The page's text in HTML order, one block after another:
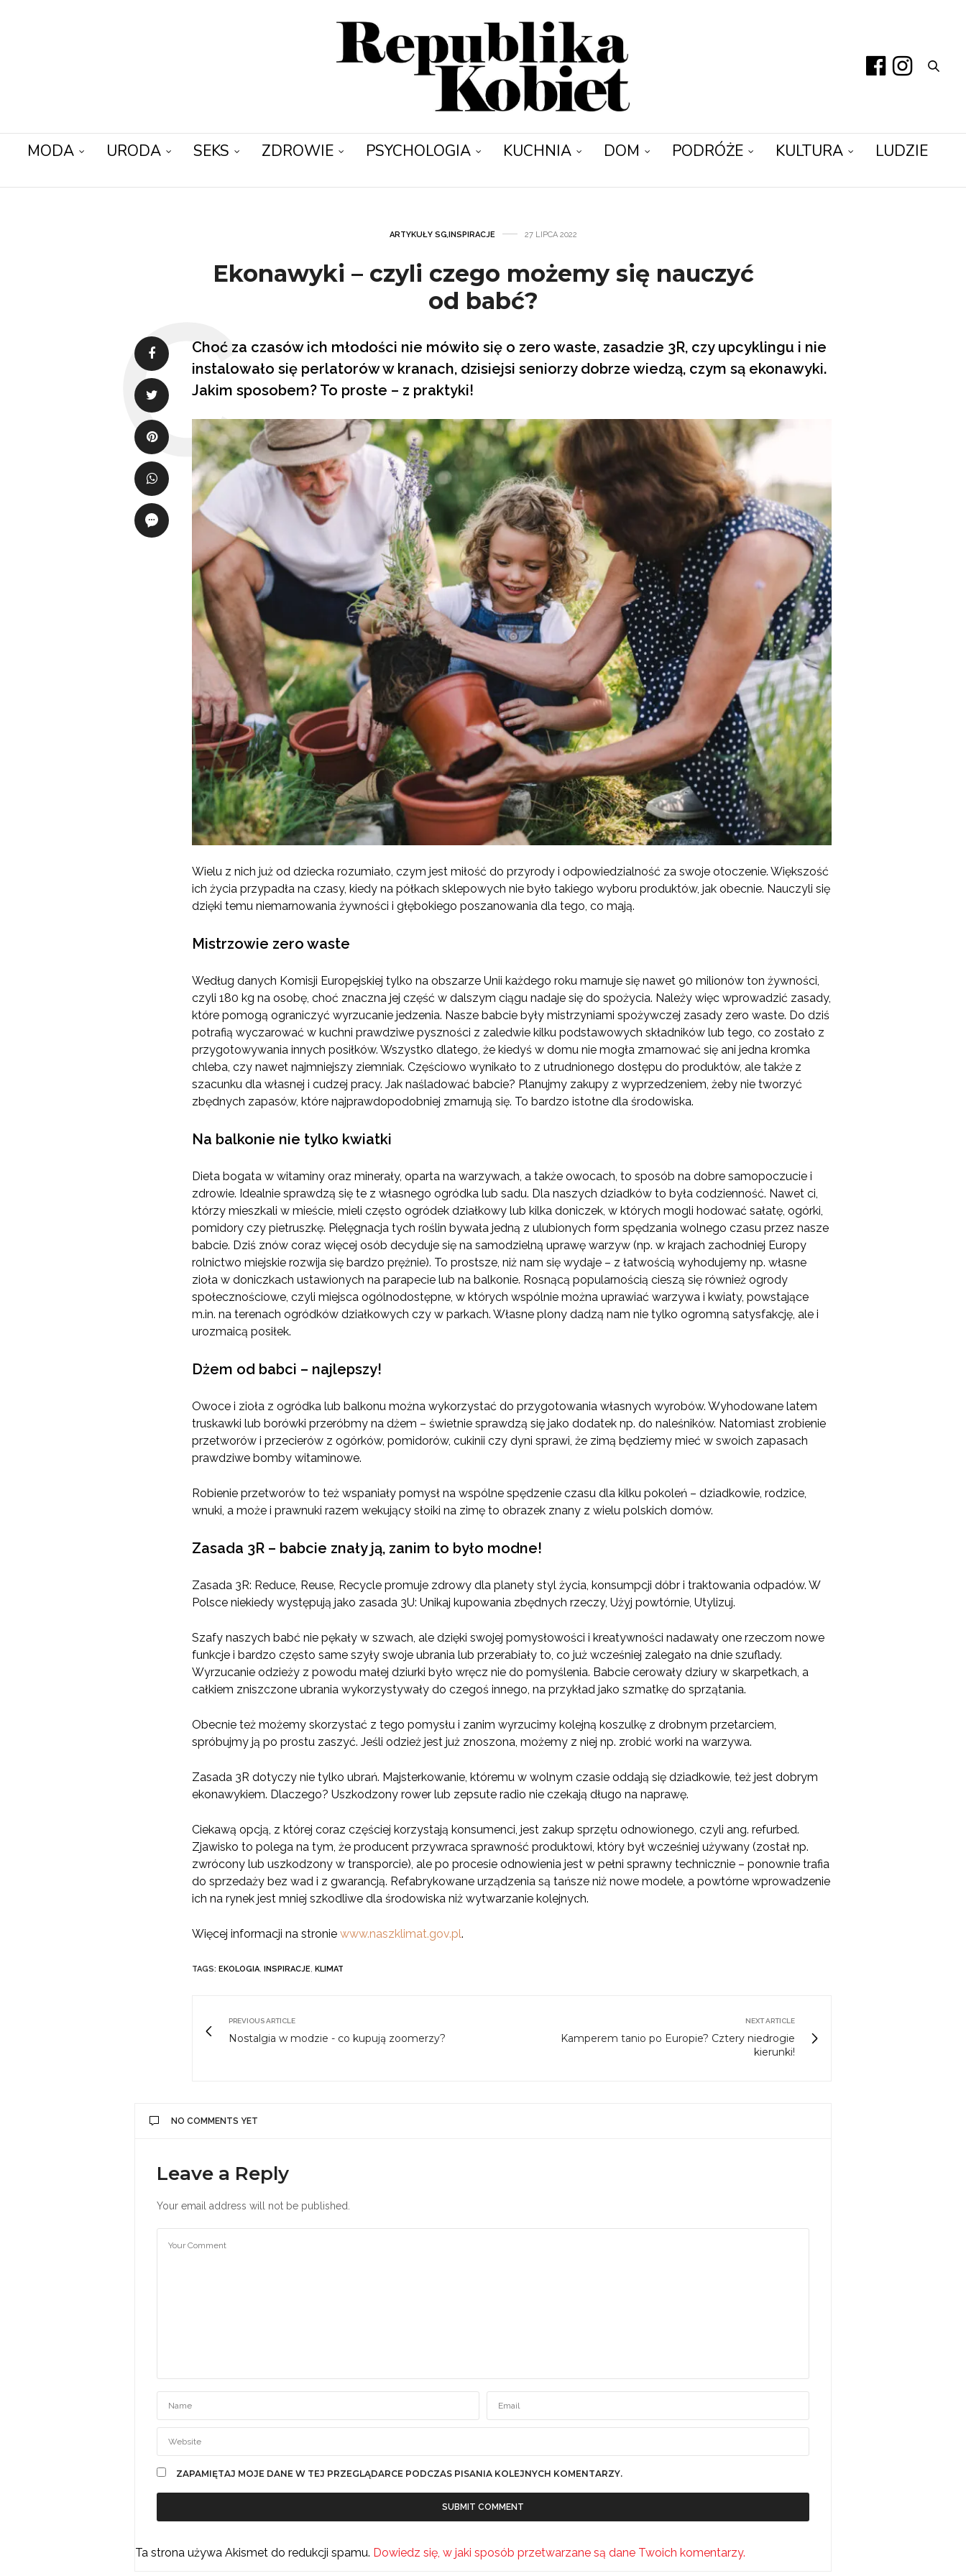
MODA URODA SEKS ZDROWIE PSYCHOLOGIA KUCHNIA DOM PODRÓŻE KULTURA LUDZIE
ARTYKUŁY SG,INSPIRACJE 27 LIPCA 2022
Ekonawyki – czyli czego możemy się nauczyć
od babć?
Choć za czasów ich młodości nie mówiło się o zero waste, zasadzie 3R, czy upcyklingu i nie
instalowało się perlatorów w kranach, dzisiejsi seniorzy dobrze wiedzą, czym są ekonawyki.
Jakim sposobem? To proste – z praktyki!
Wielu z nich już od dziecka rozumiało, czym jest miłość do przyrody i odpowiedzialność za swoje otoczenie. Większość
ich życia przypadła na czasy, kiedy na półkach sklepowych nie było takiego wyboru produktów, jak obecnie. Nauczyli się
dzięki temu niemarnowania żywności i głębokiego poszanowania dla tego, co mają.
Mistrzowie zero waste
Według danych Komisji Europejskiej tylko na obszarze Unii każdego roku marnuje się nawet 90 milionów ton żywności,
czyli 180 kg na osobę, choć znaczna jej część w dalszym ciągu nadaje się do spożycia. Należy więc wprowadzić zasady,
które pomogą ograniczyć wyrzucanie jedzenia. Nasze babcie były mistrzyniami spożywczej zasady zero waste. Do dziś
potrafią wyczarować w kuchni prawdziwe pyszności z zaledwie kilku podstawowych składników lub tego, co zostało z
przygotowywania innych posiłków. Wszystko dlatego, że kiedyś w domu nie mogła zmarnować się ani jedna kromka
chleba, czy nawet najmniejszy ziemniak. Częściowo wynikało to z utrudnionego dostępu do produktów, ale także z
szacunku dla własnej i cudzej pracy. Jak naśladować babcie? Planujmy zakupy z wyprzedzeniem, żeby nie tworzyć
zbędnych zapasów, które najprawdopodobniej zmarnują się. To bardzo istotne dla środowiska.
Na balkonie nie tylko kwiatki
Dieta bogata w witaminy oraz minerały, oparta na warzywach, a także owocach, to sposób na dobre samopoczucie i
zdrowie. Idealnie sprawdzą się te z własnego ogródka lub sadu. Dla naszych dziadków to była codzienność. Nawet ci,
którzy mieszkali w mieście, mieli często ogródek działkowy lub kilka doniczek, w których mogli hodować sałatę, ogórki,
pomidory czy pietruszkę. Pielęgnacja tych roślin bywała jedną z ulubionych form spędzania wolnego czasu przez nasze
babcie. Dziś znów coraz więcej osób decyduje się na samodzielną uprawę warzyw (np. w krajach zachodniej Europy
rolnictwo miejskie rozwija się bardzo prężnie). To prostsze, niż nam się wydaje – z łatwością wyhodujemy np. własne
zioła w doniczkach ustawionych na parapecie lub na balkonie. Rosnącą popularnością cieszą się również ogrody
społecznościowe, czyli miejsca ogólnodostępne, w których wspólnie można uprawiać warzywa i kwiaty, powstające
m.in. na terenach ogródków działkowych czy w parkach. Własne plony dadzą nam nie tylko ogromną satysfakcję, ale i
urozmaicą posiłek.
Dżem od babci – najlepszy!
Owoce i zioła z ogródka lub balkonu można wykorzystać do przygotowania własnych wyrobów. Wyhodowane latem
truskawki lub borówki przeróbmy na dżem – świetnie sprawdzą się jako dodatek np. do naleśników. Natomiast zrobienie
przetworów i przecierów z ogórków, pomidorów, cukinii czy dyni sprawi, że zimą będziemy mieć w swoich zapasach
prawdziwe bomby witaminowe.
Robienie przetworów to też wspaniały pomysł na wspólne spędzenie czasu dla kilku pokoleń – dziadkowie, rodzice,
wnuki, a może i prawnuki razem wekujący słoiki na zimę to obrazek znany z wielu polskich domów.
Zasada 3R – babcie znały ją, zanim to było modne!
Zasada 3R: Reduce, Reuse, Recycle promuje zdrowy dla planety styl życia, konsumpcji dóbr i traktowania odpadów. W
Polsce niekiedy występują jako zasada 3U: Unikaj kupowania zbędnych rzeczy, Użyj powtórnie, Utylizuj.
Szafy naszych babć nie pękały w szwach, ale dzięki swojej pomysłowości i kreatywności nadawały one rzeczom nowe
funkcje i bardzo często same szyły swoje ubrania lub przerabiały to, co już wcześniej zalegało na dnie szuflady.
Wyrzucanie odzieży z powodu małej dziurki było wręcz nie do pomyślenia. Babcie cerowały dziury w skarpetkach, a
całkiem zniszczone ubrania wykorzystywały do czegoś innego, na przykład jako szmatkę do sprzątania.
Obecnie też możemy skorzystać z tego pomysłu i zanim wyrzucimy kolejną koszulkę z drobnym przetarciem,
spróbujmy ją po prostu zaszyć. Jeśli odzież jest już znoszona, możemy z niej np. zrobić worki na warzywa.
Zasada 3R dotyczy nie tylko ubrań. Majsterkowanie, któremu w wolnym czasie oddają się dziadkowie, też jest dobrym
ekonawykiem. Dlaczego? Uszkodzony rower lub zepsute radio nie czekają długo na naprawę.
Ciekawą opcją, z której coraz częściej korzystają konsumenci, jest zakup sprzętu odnowionego, czyli ang. refurbed.
Zjawisko to polega na tym, że producent przywraca sprawność produktowi, który był wcześniej używany (został np.
zwrócony lub uszkodzony w transporcie), ale po procesie odnowienia jest w pełni sprawny technicznie – ponownie trafia
do sprzedaży bez wad i z gwarancją. Refabrykowane urządzenia są tańsze niż nowe modele, a powtórne wprowadzenie
ich na rynek jest mniej szkodliwe dla środowiska niż wytwarzanie kolejnych.
Więcej informacji na stronie www.naszklimat.gov.pl.
TAGS: EKOLOGIA, INSPIRACJE, KLIMAT
PREVIOUS ARTICLE
Nostalgia w modzie - co kupują zoomerzy?
NEXT ARTICLE
Kamperem tanio po Europie? Cztery niedrogie
kierunki!
NO COMMENTS YET
Leave a Reply
Your email address will not be published.
ZAPAMIĘTAJ MOJE DANE W TEJ PRZEGLĄDARCE PODCZAS PISANIA KOLEJNYCH KOMENTARZY.
Ta strona używa Akismet do redukcji spamu. Dowiedz się, w jaki sposób przetwarzane są dane Twoich komentarzy.